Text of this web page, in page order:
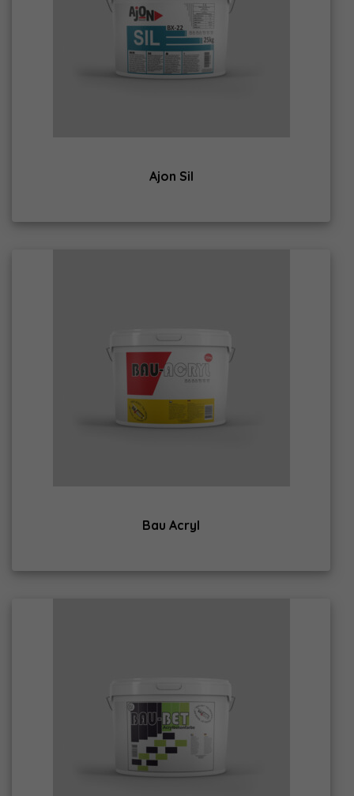
Ajon Sil
Bau Acryl